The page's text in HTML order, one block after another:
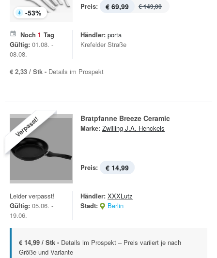
-53%
Preis: € 69,99 € 149,00
Noch 1 Tag
Gültig: 01.08. -
08.08.
Händler: porta
Krefelder Straße
€ 2,33 / Stk - Details im Prospekt
Verpasst! Bratpfanne Breeze Ceramic
Marke: Zwilling J.A. Henckels
Preis: € 14,99
Leider verpasst!
Gültig: 05.06. -
19.06.
Händler: XXXLutz
Stadt:
Berlin
€ 14,99 / Stk - Details im Prospekt – Preis variiert je nach
Größe und Variante